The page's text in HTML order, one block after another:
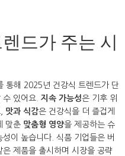
드가 주는 시
통해 2025년 건강식 트렌드가 단
있어요. 지속 가능성은 기후 위
맛과 식감은 건강식을 더 즐겁게
맞춘 맞춤형 영양을 제공하는 슈
이 높습니다. 식품 기업들은 버
제품을 출시하며 시장을 공략